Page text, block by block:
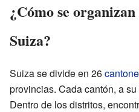
¿Cómo se
Suiza?
Suiza se divide en 26
provincias. Cada cantón, a
Dentro de los distritos,